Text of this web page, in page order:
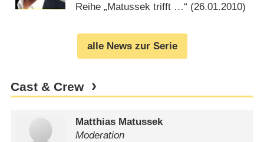
Reihe „Matussek trifft …“ (26.01.2010)
alle News zur Serie
Cast & Crew
Matthias Matussek
Moderation